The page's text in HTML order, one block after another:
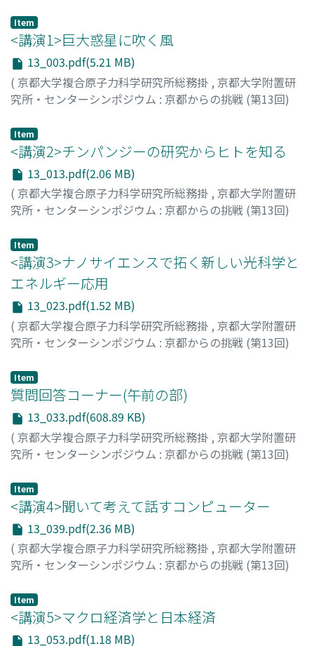
だいはるかぜをおこす) --報告書--
pp.1-2)
山極, 壽一
Item
<講演1>巨大惑星に吹く風
13_003.pdf(5.21 MB)
( 京都大学複合原子力科学研究所総務掛 , 京都大学附置研
究所・センターシンポジウム : 京都からの挑戦 (第13回)
だいはるかぜをおこす) --報告書--
pp.3-12)
竹広, 真一
Item
<講演2>チンパンジーの研究からヒトを知る
13_013.pdf(2.06 MB)
( 京都大学複合原子力科学研究所総務掛 , 京都大学附置研
究所・センターシンポジウム : 京都からの挑戦 (第13回)
だいはるかぜをおこす) --報告書--
pp.13-22)
林, 美里
Item
<講演3>ナノサイエンスで拓く新しい光科学と
エネルギー応用
13_023.pdf(1.52 MB)
( 京都大学複合原子力科学研究所総務掛 , 京都大学附置研
究所・センターシンポジウム : 京都からの挑戦 (第13回)
だいはるかぜをおこす) --報告書--
pp.23-32)
松田, 一成
Item
質問回答コーナー(午前の部)
13_033.pdf(608.89 KB)
( 京都大学複合原子力科学研究所総務掛 , 京都大学附置研
究所・センターシンポジウム : 京都からの挑戦 (第13回)
だいはるかぜをおこす) --報告書--
pp.33-38)
竹広, 真一; 林, 美里 ; 松田, 一成
Item
<講演4>聞いて考えて話すコンピューター
13_039.pdf(2.36 MB)
( 京都大学複合原子力科学研究所総務掛 , 京都大学附置研
究所・センターシンポジウム : 京都からの挑戦 (第13回)
だいはるかぜをおこす) --報告書--
pp.39-52)
森, 信介
Item
<講演5>マクロ経済学と日本経済
13_053.pdf(1.18 MB)